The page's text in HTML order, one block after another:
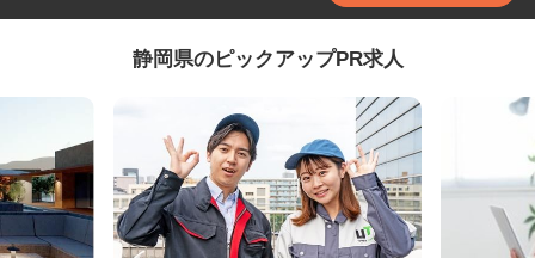
静岡県のピックアップPR求人